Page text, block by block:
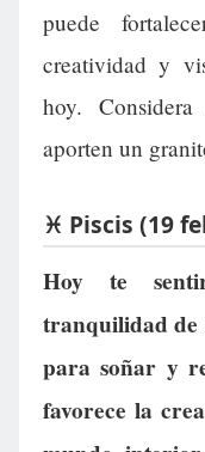
puede
creatividad y
hoy.
aporten un
♓ Piscis (19
Hoy te
tranquilidad de
para soñar y
favorece la